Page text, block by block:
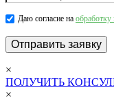
Даю согласие на
×
ПОЛУЧИТЬ
×